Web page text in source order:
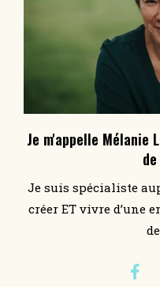
Je m'appelle Mélanie
Je suis spécialiste
créer ET vivre d’une